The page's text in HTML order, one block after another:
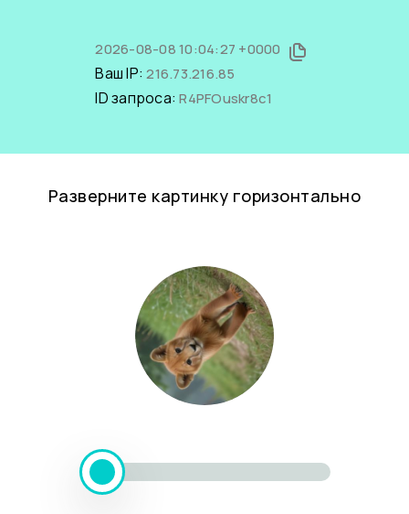
2026-08-08 10:04:27 +0000
Ваш IP:216.73.216.85
ID запроса:R4PFOuskr8c1
Разверните картинку горизонтально